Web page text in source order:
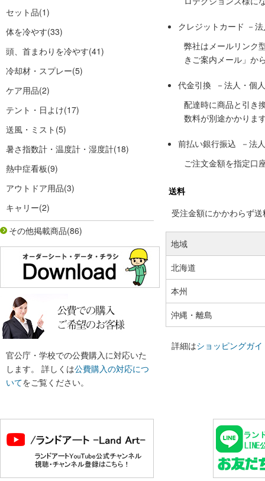
セット品(1)
体を冷やす(33)
頭、首まわりを冷やす(41)
冷却材・スプレー(5)
ケア用品(2)
テント・日よけ(17)
送風・ミスト (5)
暑さ指数計・温度計・湿度計(18)
熱中症看板(9)
アウトドア用品(3)
キャリー(2)
その他掲載商品(86)
官公庁・学校での公費購入に対応いた
します。 詳しくは公費購入の対応につ
いてをご覧ください。
クレジットカード －
弊社はメールリンク
きご案内メール」か
代金引換 －法人・個
配達時に商品と引き
数料が別途かかりま
前払い銀行振込 －法
ご注文金額を指定口
送料
受注金額にかかわらず
地域
北海道
本州
沖縄・離島
詳細はショッピングガイ